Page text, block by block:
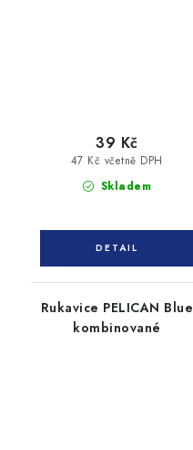
Skladem
47 Kč včetně DPH
39 Kč
Rukavice PELICAN Blue
kombinované